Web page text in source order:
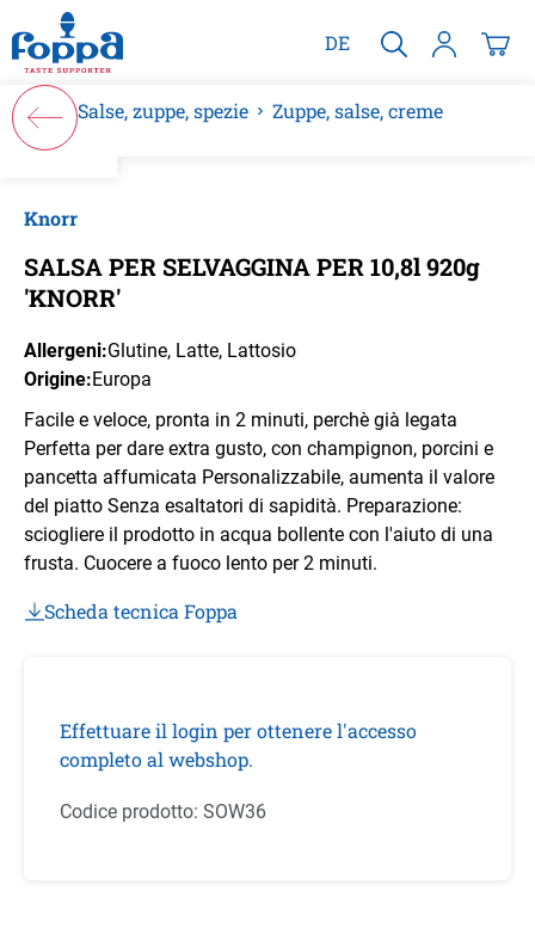
principale
DE
Salse, zuppe, spezie Zuppe, salse, creme
Knorr
SALSA PER SELVAGGINA PER 10,8l 920g
'KNORR'
Allergeni:Glutine, Latte, Lattosio
Origine:Europa
Facile e veloce, pronta in 2 minuti, perchè già legata
Perfetta per dare extra gusto, con champignon, porcini e
pancetta affumicata Personalizzabile, aumenta il valore
del piatto Senza esaltatori di sapidità. Preparazione:
sciogliere il prodotto in acqua bollente con l'aiuto di una
frusta. Cuocere a fuoco lento per 2 minuti.
Scheda tecnica Foppa
Effettuare il login per ottenere l'accesso
completo al webshop.
Codice prodotto: SOW36